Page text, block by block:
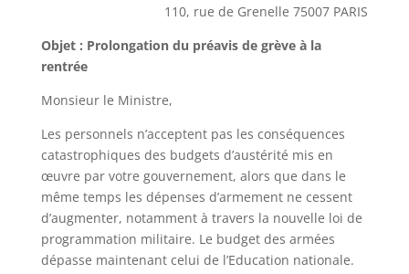
110, rue de Grenelle 75007 PARIS
Objet : Prolongation du préavis de grève à la
rentrée
Monsieur le Ministre,
Les personnels n’acceptent pas les conséquences
catastrophiques des budgets d’austérité mis en
œuvre par votre gouvernement, alors que dans le
même temps les dépenses d’armement ne cessent
d’augmenter, notamment à travers la nouvelle loi de
programmation militaire. Le budget des armées
dépasse maintenant celui de l’Education nationale.